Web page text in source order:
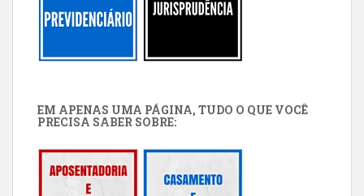
EM APENAS UMA PÁGINA, TUDO O QUE VOCÊ
PRECISA SABER SOBRE: